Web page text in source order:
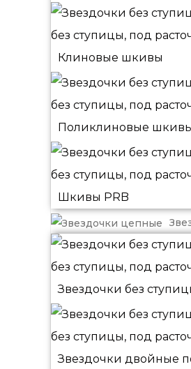
Клиновые шкивы
Поликлиновые
Шкивы PRB
Звездочки без
Звездочки двойные